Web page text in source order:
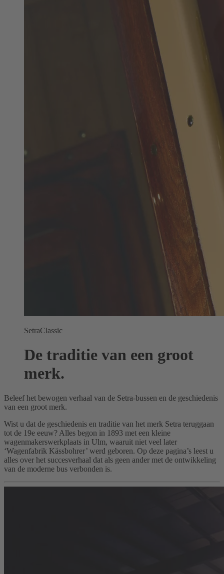
SetraClassic
De traditie van een groot
merk.
Beleef het bewogen verhaal van de Setra-bussen en de geschiedenis
van een groot merk.
Wist u dat de geschiedenis en traditie van het merk Setra teruggaan
tot de 19e eeuw? Alles begon in 1893 met een kleine
wagenmakerswerkplaats in Ulm, waaruit niet veel later
‘Wagenfabrik Kässbohrer’ werd geboren. Op deze pagina’s leest u
alles over het succesverhaal dat als geen ander met de ontwikkeling
van de moderne bus verbonden is.